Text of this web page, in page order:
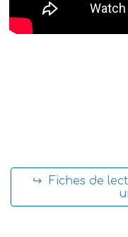
↪ Fiches de